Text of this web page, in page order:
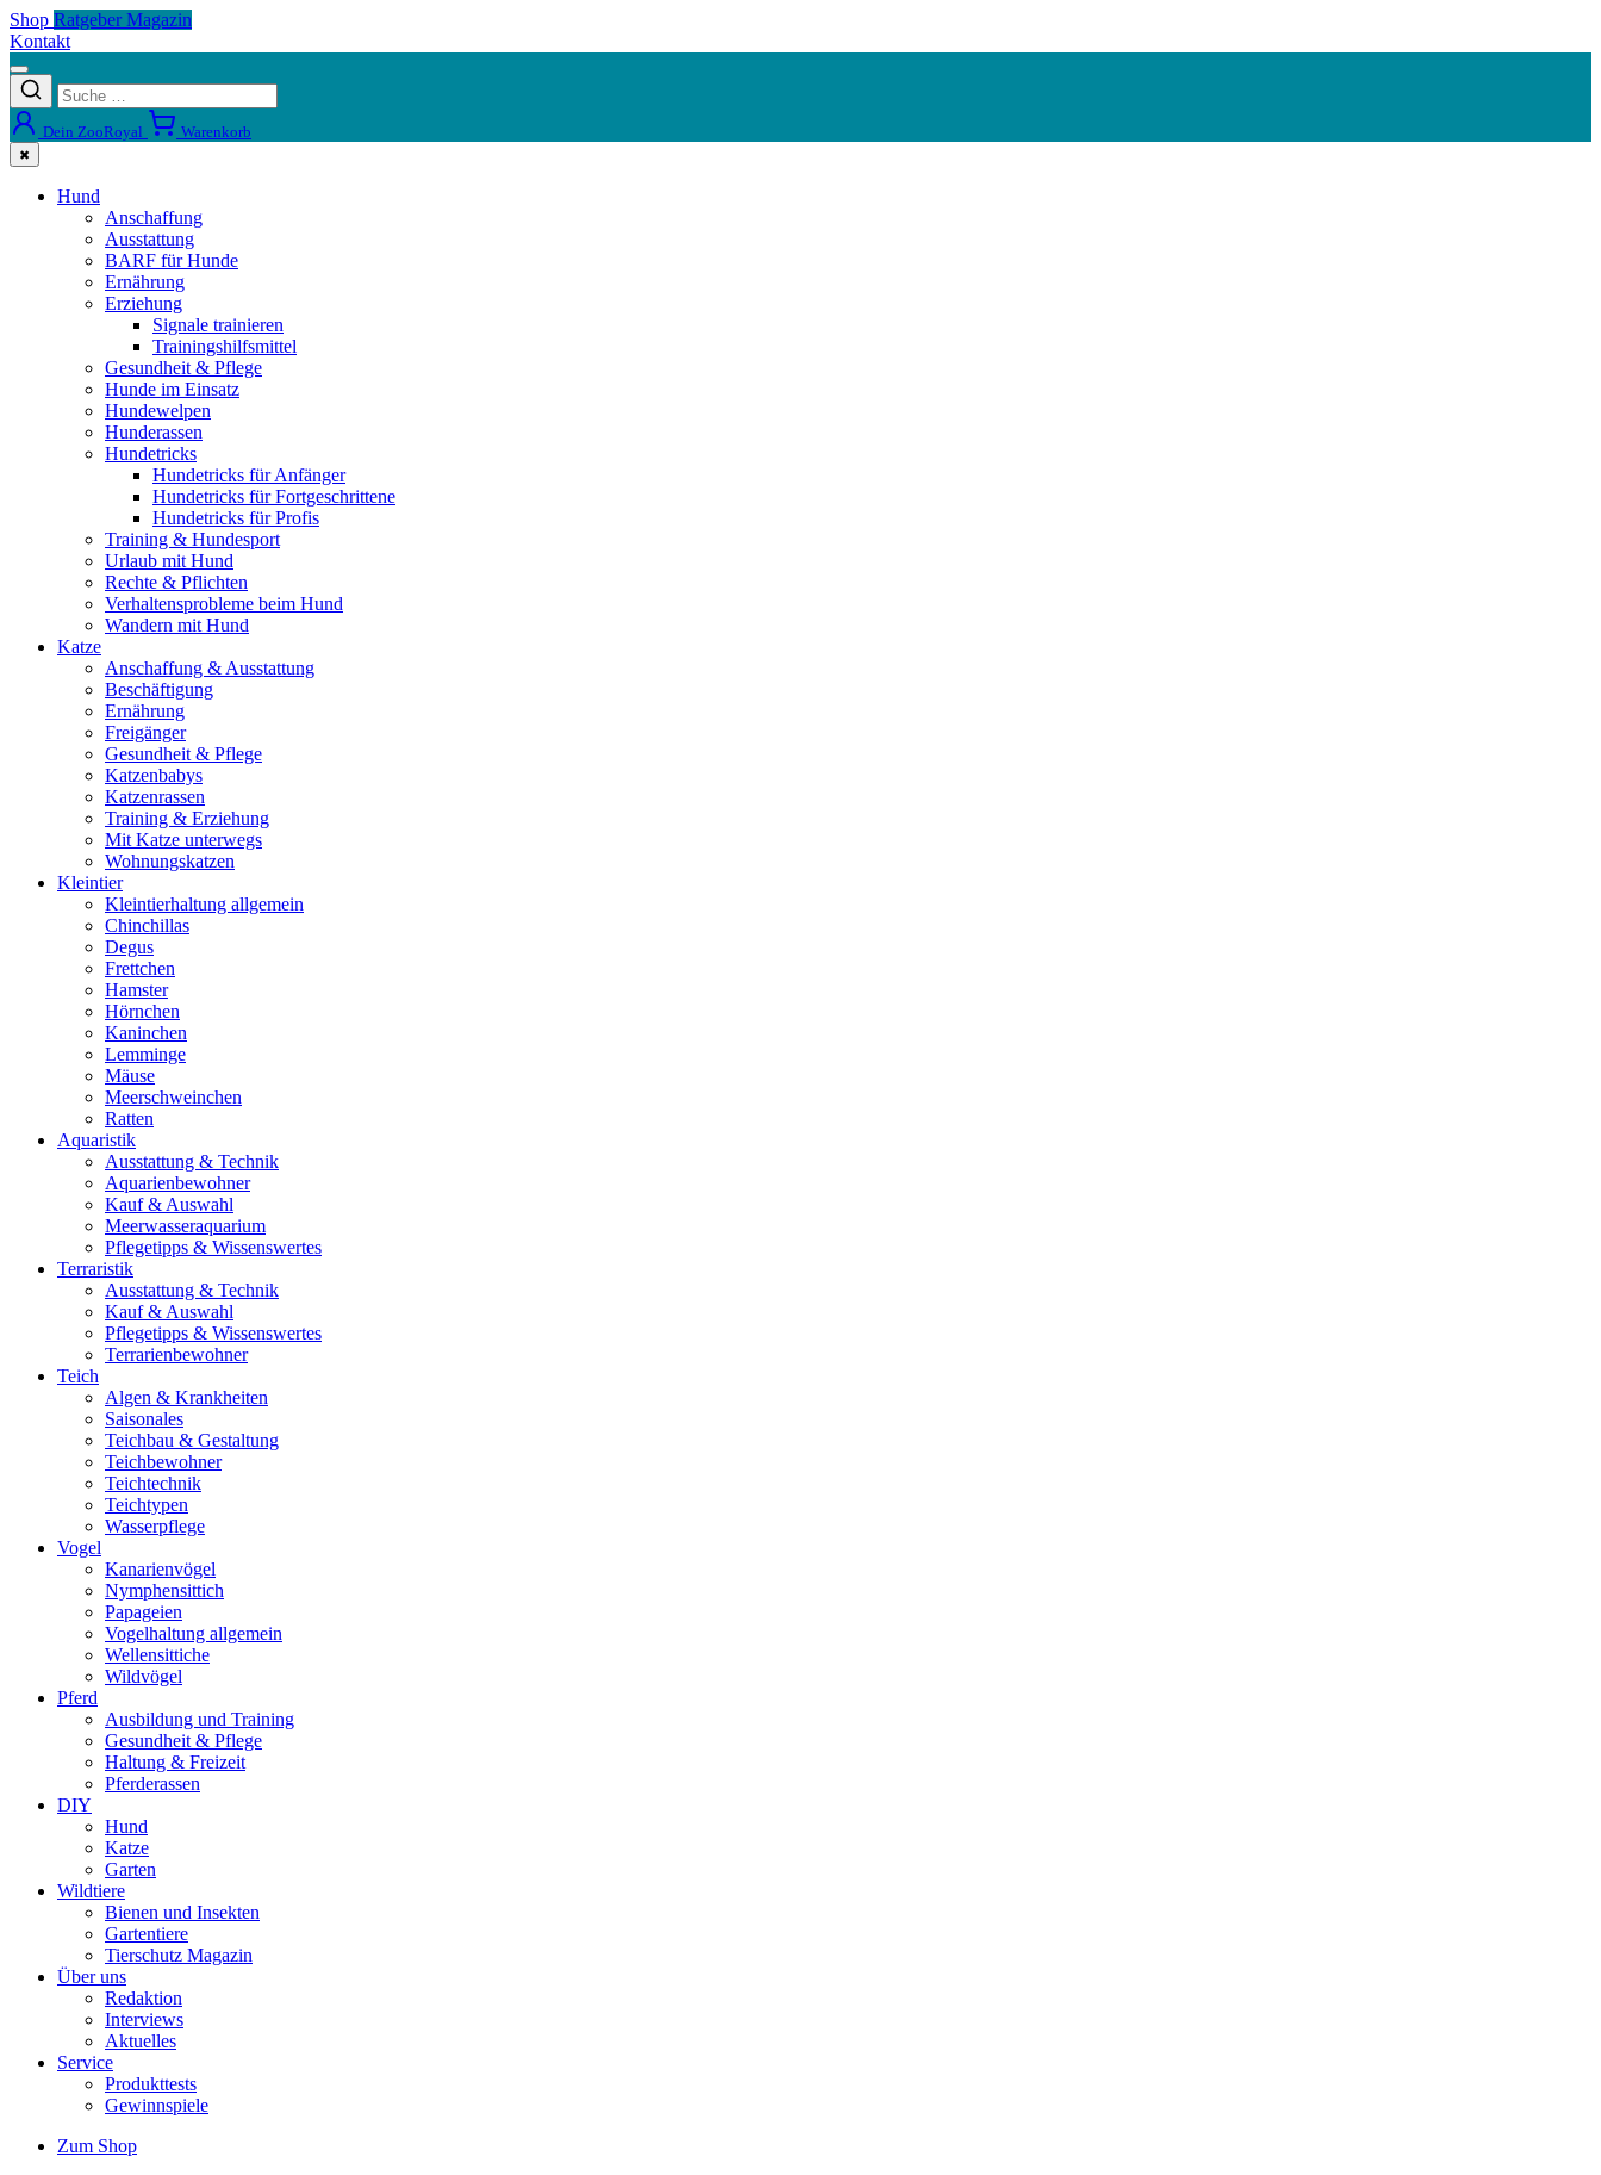
Shop Ratgeber Magazin
Kontakt
Dein ZooRoyal Warenkorb
✖
Hund
Anschaffung
Ausstattung
BARF für Hunde
Ernährung
Erziehung
Signale trainieren
Trainingshilfsmittel
Gesundheit & Pflege
Hunde im Einsatz
Hundewelpen
Hunderassen
Hundetricks
Hundetricks für Anfänger
Hundetricks für Fortgeschrittene
Hundetricks für Profis
Training & Hundesport
Urlaub mit Hund
Rechte & Pflichten
Verhaltensprobleme beim Hund
Wandern mit Hund
Katze
Anschaffung & Ausstattung
Beschäftigung
Ernährung
Freigänger
Gesundheit & Pflege
Katzenbabys
Katzenrassen
Training & Erziehung
Mit Katze unterwegs
Wohnungskatzen
Kleintier
Kleintierhaltung allgemein
Chinchillas
Degus
Frettchen
Hamster
Hörnchen
Kaninchen
Lemminge
Mäuse
Meerschweinchen
Ratten
Aquaristik
Ausstattung & Technik
Aquarienbewohner
Kauf & Auswahl
Meerwasseraquarium
Pflegetipps & Wissenswertes
Terraristik
Ausstattung & Technik
Kauf & Auswahl
Pflegetipps & Wissenswertes
Terrarienbewohner
Teich
Algen & Krankheiten
Saisonales
Teichbau & Gestaltung
Teichbewohner
Teichtechnik
Teichtypen
Wasserpflege
Vogel
Kanarienvögel
Nymphensittich
Papageien
Vogelhaltung allgemein
Wellensittiche
Wildvögel
Pferd
Ausbildung und Training
Gesundheit & Pflege
Haltung & Freizeit
Pferderassen
DIY
Hund
Katze
Garten
Wildtiere
Bienen und Insekten
Gartentiere
Tierschutz Magazin
Über uns
Redaktion
Interviews
Aktuelles
Service
Produkttests
Gewinnspiele
Zum Shop